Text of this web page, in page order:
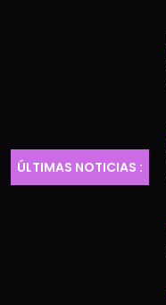
ÚLTIMAS NOTICIAS :